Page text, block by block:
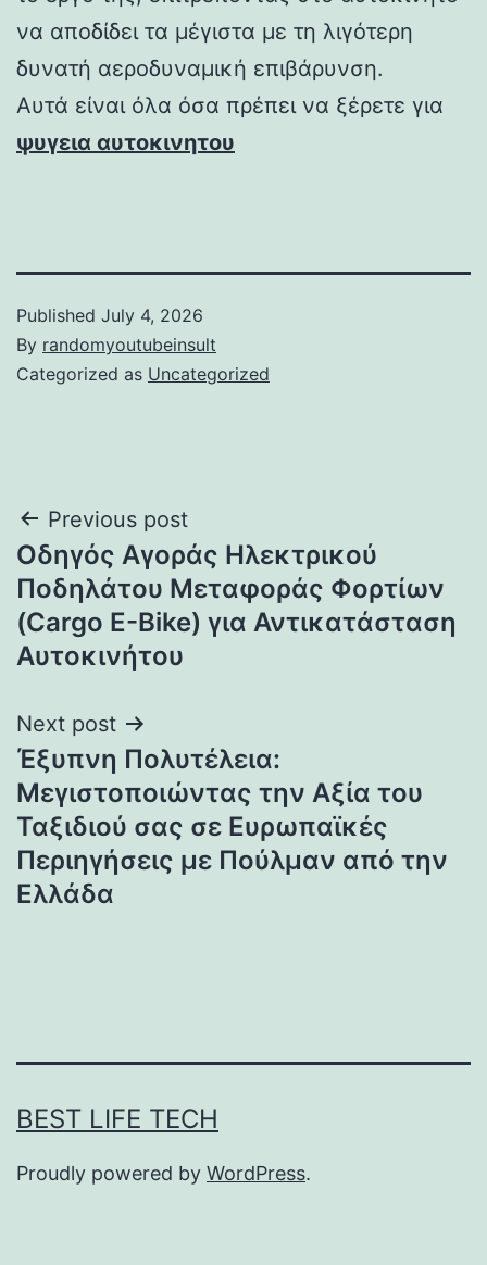
να αποδίδει τα μέγιστα με τη λιγότερη
δυνατή αεροδυναμική επιβάρυνση.
Αυτά είναι όλα όσα πρέπει να ξέρετε για
ψυγεια αυτοκινητου
Published July 4, 2026
By randomyoutubeinsult
Categorized as Uncategorized
Post
navigation
Previous post
Οδηγός Αγοράς Ηλεκτρικού
Ποδηλάτου Μεταφοράς Φορτίων
(Cargo E-Bike) για Αντικατάσταση
Αυτοκινήτου
Next post
Έξυπνη Πολυτέλεια:
Μεγιστοποιώντας την Αξία του
Ταξιδιού σας σε Ευρωπαϊκές
Περιηγήσεις με Πούλμαν από την
Ελλάδα
BEST LIFE TECH
Proudly powered by WordPress.